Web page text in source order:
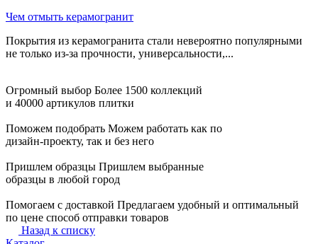
Чем отмыть керамогранит
Покрытия из керамогранита стали невероятно популярными
не только из-за прочности, универсальности,...
Огромный выбор Более 1500 коллекций
и 40000 артикулов плитки
Поможем подобрать Можем работать как по
дизайн-проекту, так и без него
Пришлем образцы Пришлем выбранные
образцы в любой город
Помогаем с доставкой Предлагаем удобный и оптимальный
по цене способ отправки товаров
Назад к списку